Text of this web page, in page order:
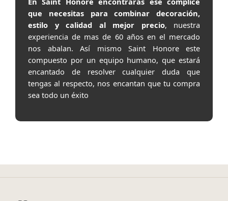
que necesitas para combinar decoración,
estilo y calidad al mejor precio, nuestra
experiencia de mas de 60 años en el mercado
nos abalan. Así mismo Saint Honore este
compuesto por un equipo humano, que estará
encantado de resolver cualquier duda que
tengas al respecto, nos encantan que tu compra
sea todo un éxito